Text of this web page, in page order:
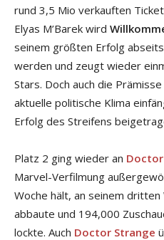
rund 3,5 Mio verkauften
Elyas M’Barek wird
seinem größten Erfolg
werden und zeugt wieder
Stars. Doch auch die
aktuelle politische Klima
Erfolg des Streifens
Platz 2 ging wieder an
Marvel-Verfilmung
Woche hält, an seinem dritten
abbaute und 194,000
lockte. Auch Doctor Strange